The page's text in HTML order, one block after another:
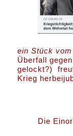
ein Stück
Überfall
gelockt?)
Krieg
Die